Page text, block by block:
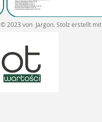
© 2023 von Jargon. Stolz erstellt mit